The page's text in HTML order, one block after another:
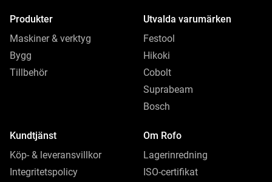
Produkter
Maskiner & verktyg
Bygg
Tillbehör
Utvalda varumärken
Festool
Hikoki
Cobolt
Suprabeam
Bosch
Kundtjänst
Köp- & leveransvillkor
Integritetspolicy
Om Rofo
Lagerinredning
ISO-certifikat